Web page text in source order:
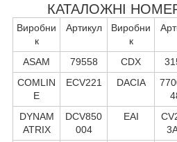
КАТАЛОЖНІ
Виробни
к
Артикул
Виробни
к
ASAM 79558 CDX
COMLIN
E
ECV221 DACIA
DYNAM
ATRIX
DCV850
004
EAI